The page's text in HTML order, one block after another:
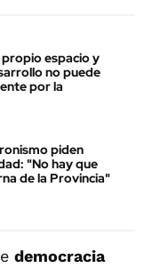
espacio y
no puede
por la
piden
"No hay que
de la Provincia"
democracia